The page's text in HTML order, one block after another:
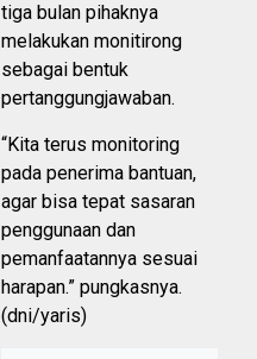
tiga bulan pihaknya
melakukan monitirong
sebagai bentuk
pertanggungjawaban.
“Kita terus monitoring
pada penerima bantuan,
agar bisa tepat sasaran
penggunaan dan
pemanfaatannya sesuai
harapan.” pungkasnya.
(dni/yaris)